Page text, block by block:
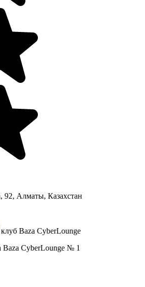
92, Алматы, Казахстан
Baza CyberLounge